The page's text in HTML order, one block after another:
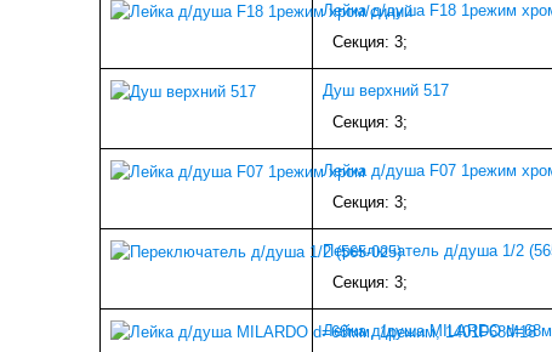
Лейка д/душа F18 1режим
Секция: 3;
Душ верхний 517
Секция: 3;
Лейка д/душа F07 1режим
Секция: 3;
Переключатель д/душа 1/2
Секция: 3;
Лейка д/душа MILARDO